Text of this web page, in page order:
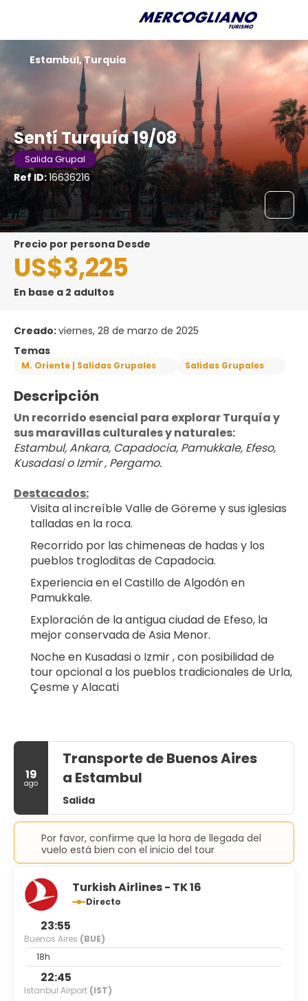
Sentí Turquía 19/08
Salida Grupal
Ref ID:16636216
Estambul, Turquia
precio por persona Desde
US$3,225
En base a 2 adultos
Creado:viernes, 28 de marzo de 2025
Temas
M. Oriente | Salidas Grupales Salidas Grupales
Descripción
Un recorrido esencial para explorar Turquía y
sus maravillas culturales y naturales:
Estambul, Ankara, Capadocia, Pamukkale, Efeso,
Kusadasi o Izmir , Pergamo.
Destacados:
Visita al increíble Valle de Göreme y sus iglesias
talladas en la roca.
Recorrido por las chimeneas de hadas y los
pueblos trogloditas de Capadocia.
Experiencia en el Castillo de Algodón en
Pamukkale.
Exploración de la antigua ciudad de Efeso, la
mejor conservada de Asia Menor.
Noche en Kusadasi o Izmir , con posibilidad de
tour opcional a los pueblos tradicionales de Urla,
Çesme y Alacati
19
ago
Transporte de Buenos Aires
a Estambul
Salida
Por favor, confirme que la hora de llegada del
vuelo está bien con el inicio del tour
Turkish Airlines - TK 16
Directo
23:55
Buenos Aires (BUE)
18h
22:45
Istanbul Airport (IST)